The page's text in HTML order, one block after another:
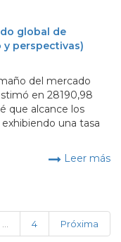
global de
y perspectivas)
del mercado
en 28190,98
que alcance los
una tasa
Leer más
4 Próxima